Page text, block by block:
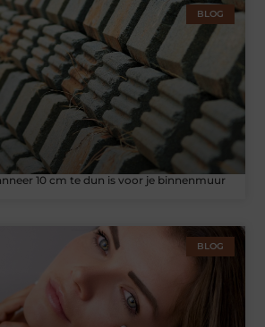
BLOG
10 cm te dun is voor je binnenmuur
BLOG